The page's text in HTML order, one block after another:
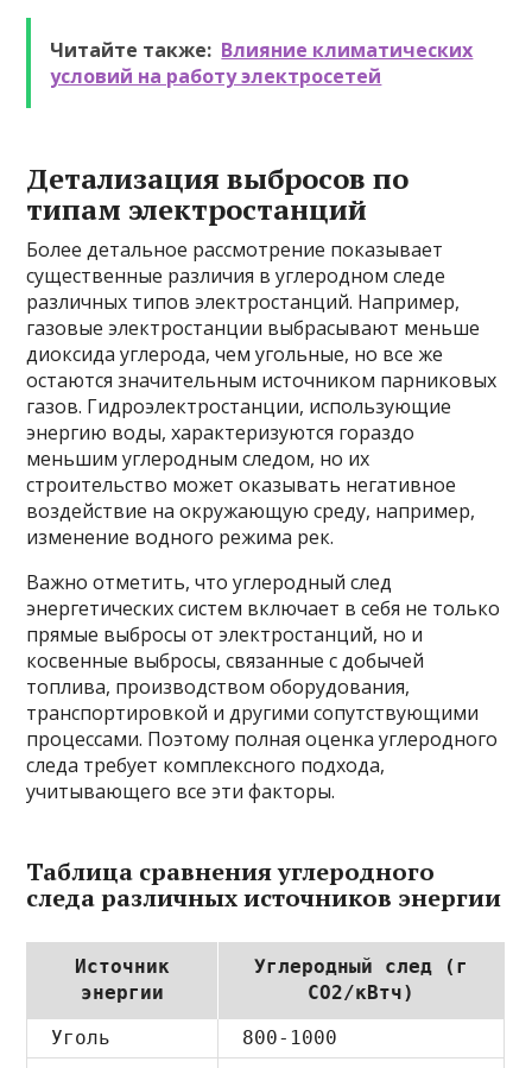
Читайте также: Влияние климатических
условий на работу электросетей
Детализация выбросов по
типам электростанций
Более детальное рассмотрение показывает
существенные различия в углеродном следе
различных типов электростанций. Например,
газовые электростанции выбрасывают меньше
диоксида углерода, чем угольные, но все же
остаются значительным источником парниковых
газов. Гидроэлектростанции, использующие
энергию воды, характеризуются гораздо
меньшим углеродным следом, но их
строительство может оказывать негативное
воздействие на окружающую среду, например,
изменение водного режима рек.
Важно отметить, что углеродный след
энергетических систем включает в себя не только
прямые выбросы от электростанций, но и
косвенные выбросы, связанные с добычей
топлива, производством оборудования,
транспортировкой и другими сопутствующими
процессами. Поэтому полная оценка углеродного
следа требует комплексного подхода,
учитывающего все эти факторы.
Таблица сравнения углеродного
следа различных источников энергии
Источник
энергии
Углеродный след (г
CO2/кВтч)
Уголь
800-1000